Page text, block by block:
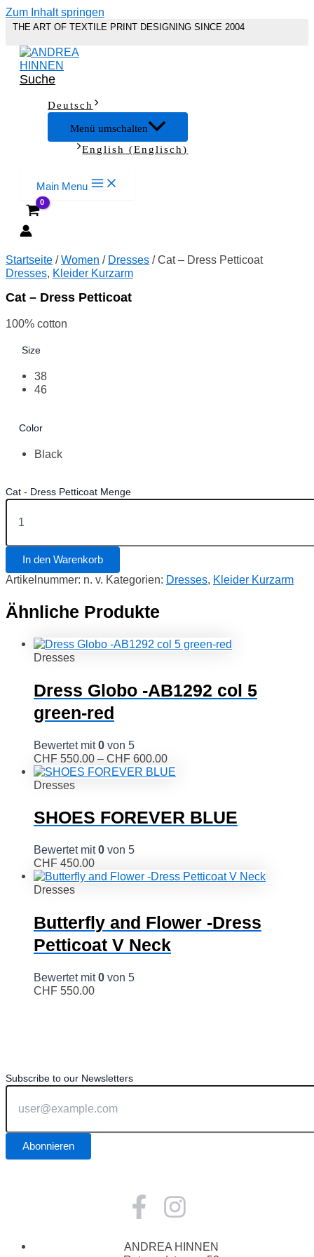
Zum Inhalt springen
THE ART OF TEXTILE PRINT DESIGNING SINCE 2004
Suche
Deutsch
Menü umschalten
English (Englisch)
Main Menu
Startseite /Women / Dresses / Cat – Dress Petticoat
Dresses Kleider Kurzarm
Cat – Dress Petticoat
100% cotton
Size
38
46
Color
Black
Cat - Dress Petticoat Menge
In den Warenkorb
Artikelnummer: n. v. Kategorien: Dresses Kleider Kurzarm
Ähnliche Produkte
Dresses
Dress Globo -AB1292 col 5
green-red
Bewertet mit0 von 5
CHF 550.00 – CHF 600.00
Dresses
SHOES FOREVER BLUE
Bewertet mit0 von 5
CHF 450.00
Dresses
Butterfly and Flower -Dress
Petticoat V Neck
Bewertet mit0 von 5
CHF 550.00
Subscribe to our Newsletters
ANDREA HINNEN